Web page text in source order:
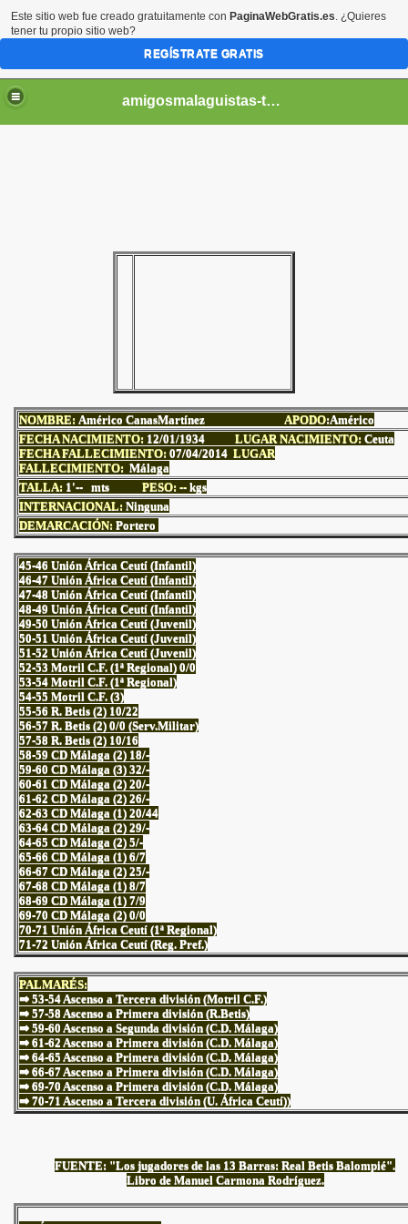
amigosmalaguistas-temporadas
NOMBRE: Américo CanasMartínez APODO:Américo
FECHA NACIMIENTO: 12/01/1934 LUGAR NACIMIENTO: Ceuta
FECHA FALLECIMIENTO: 07/04/2014 LUGAR
FALLECIMIENTO: Málaga
TALLA: 1'-- mts PESO: -- kgs
INTERNACIONAL: Ninguna
DEMARCACIÓN: Portero
45-46 Unión África Ceutí (Infantil)
46-47 Unión África Ceutí (Infantil)
47-48 Unión África Ceutí (Infantil)
48-49 Unión África Ceutí (Infantil)
49-50 Unión África Ceutí (Juvenil)
50-51 Unión África Ceutí (Juvenil)
51-52 Unión África Ceutí (Juvenil)
52-53 Motril C.F. (1ª Regional) 0/0
53-54 Motril C.F. (1ª Regional)
54-55 Motril C.F. (3)
55-56 R. Betis (2) 10/22
56-57 R. Betis (2) 0/0 (Serv.Militar)
57-58 R. Betis (2) 10/16
58-59 CD Málaga (2) 18/-
59-60 CD Málaga (3) 32/-
60-61 CD Málaga (2) 20/-
61-62 CD Málaga (2) 26/-
62-63 CD Málaga (1) 20/44
63-64 CD Málaga (2) 29/-
64-65 CD Málaga (2) 5/-
65-66 CD Málaga (1) 6/7
66-67 CD Málaga (2) 25/-
67-68 CD Málaga (1) 8/7
68-69 CD Málaga (1) 7/9
69-70 CD Málaga (2) 0/0
70-71 Unión África Ceutí (1ª Regional)
71-72 Unión África Ceutí (Reg. Pref.)
PALMARÉS:
⇒ 53-54 Ascenso a Tercera división (Motril C.F.)
⇒ 57-58 Ascenso a Primera división (R.Betis)
⇒ 59-60 Ascenso a Segunda división (C.D. Málaga)
⇒ 61-62 Ascenso a Primera división (C.D. Málaga)
⇒ 64-65 Ascenso a Primera división (C.D. Málaga)
⇒ 66-67 Ascenso a Primera división (C.D. Málaga)
⇒ 69-70 Ascenso a Primera división (C.D. Málaga)
⇒ 70-71 Ascenso a Tercera división (U. África Ceutí))
FUENTE: "Los jugadores de las 13 Barras: Real Betis Balompié".
Libro de Manuel Carmona Rodríguez.
Este sitio web fue creado gratuitamente con PaginaWebGratis.es. ¿Quieres
tener tu propio sitio web?
REGÍSTRATE GRATIS